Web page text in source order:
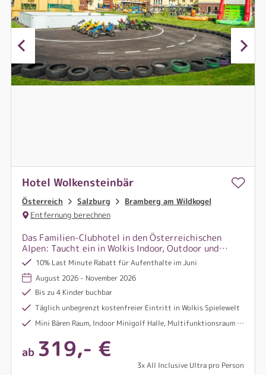
Hotel Wolkensteinbär
Österreich Salzburg
Bramberg am Wildkogel
Entfernung berechnen
Das Familien-Clubhotel in den Österreichischen
Alpen: Taucht ein in Wolkis Indoor, Outdoor und
Aktivwelt und erlebt unvergessliche Abenteuer im
Wolkensteinbär und auf der Ponyranch.
10% Last Minute Rabatt für Aufenthalte im Juni
August 2026 - November 2026
Bis zu 4 Kinder buchbar
Täglich unbegrenzt kostenfreier Eintritt in Wolkis Spielewelt
Mini Bären Raum, Indoor Minigolf Halle, Multifunktionsraum mit Boulderwand und Tischtennis, Malraum. Kino uvm.
ab 319,- €
3x All Inclusive Ultra pro Person